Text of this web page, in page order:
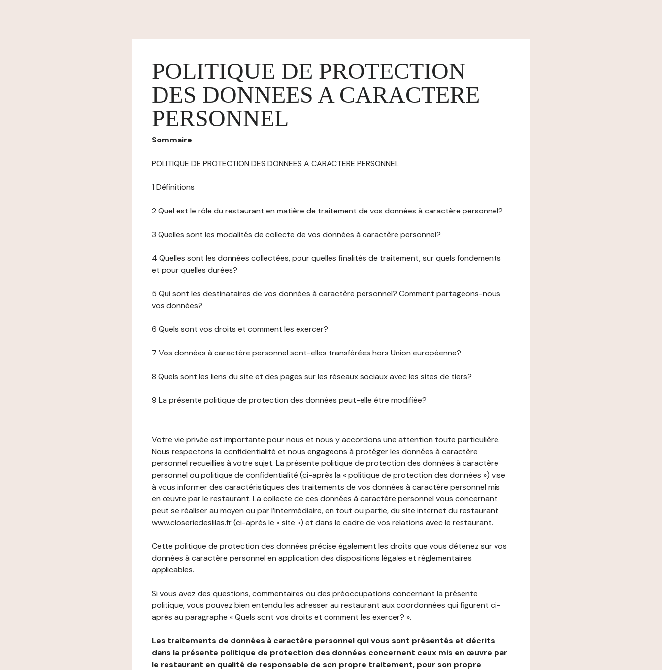
POLITIQUE DE PROTECTION
DES DONNEES A CARACTERE
PERSONNEL
Sommaire
POLITIQUE DE PROTECTION DES DONNEES A CARACTERE PERSONNEL
1 Définitions
2 Quel est le rôle du restaurant en matière de traitement de vos données à caractère personnel?
3 Quelles sont les modalités de collecte de vos données à caractère personnel?
4 Quelles sont les données collectées, pour quelles finalités de traitement, sur quels fondements
et pour quelles durées?
5 Qui sont les destinataires de vos données à caractère personnel? Comment partageons-nous
vos données?
6 Quels sont vos droits et comment les exercer?
7 Vos données à caractère personnel sont-elles transférées hors Union européenne?
8 Quels sont les liens du site et des pages sur les réseaux sociaux avec les sites de tiers?
9 La présente politique de protection des données peut-elle être modifiée?
Votre vie privée est importante pour nous et nous y accordons une attention toute particulière.
Nous respectons la confidentialité et nous engageons à protéger les données à caractère
personnel recueillies à votre sujet. La présente politique de protection des données à caractère
personnel ou politique de confidentialité (ci-après la « politique de protection des données ») vise
à vous informer des caractéristiques des traitements de vos données à caractère personnel mis
en œuvre par le restaurant. La collecte de ces données à caractère personnel vous concernant
peut se réaliser au moyen ou par l’intermédiaire, en tout ou partie, du site internet du restaurant
www.closeriedeslilas.fr (ci-après le « site ») et dans le cadre de vos relations avec le restaurant.
Cette politique de protection des données précise également les droits que vous détenez sur vos
données à caractère personnel en application des dispositions légales et réglementaires
applicables.
Si vous avez des questions, commentaires ou des préoccupations concernant la présente
politique, vous pouvez bien entendu les adresser au restaurant aux coordonnées qui figurent ci-
après au paragraphe « Quels sont vos droits et comment les exercer? ».
Les traitements de données à caractère personnel qui vous sont présentés et décrits
dans la présente politique de protection des données concernent ceux mis en œuvre par
le restaurant en qualité de responsable de son propre traitement, pour son propre